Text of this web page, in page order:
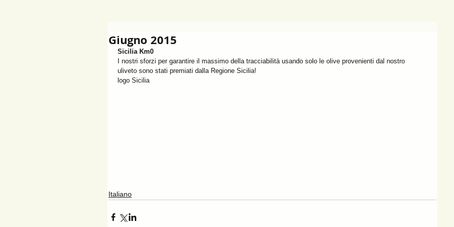
Giugno 2015
Sicilia Km0
I nostri sforzi per garantire il massimo della tracciabilità usando solo le olive provenienti dal nostro
uliveto sono stati premiati dalla Regione Sicilia!
logo Sicilia
Italiano